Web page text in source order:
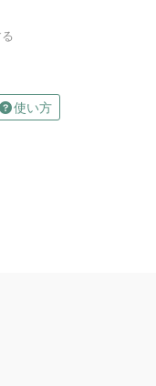
動返信されます
使い方